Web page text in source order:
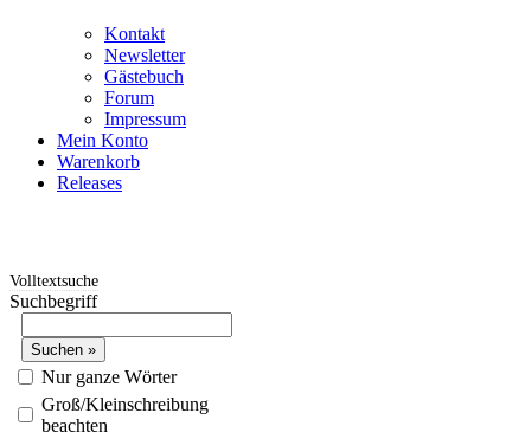
Kontakt
Newsletter
Gästebuch
Forum
Impressum
Mein Konto
Warenkorb
Releases
Volltextsuche
Suchbegriff
Nur ganze Wörter
Groß/Kleinschreibung
beachten